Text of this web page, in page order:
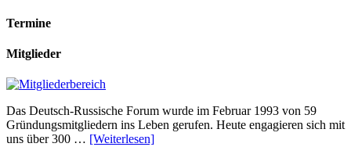
Termine
Mitglieder
Das Deutsch-Russische Forum wurde im Februar 1993 von 59
Gründungsmitgliedern ins Leben gerufen. Heute engagieren sich mit
uns über 300 … [Weiterlesen]